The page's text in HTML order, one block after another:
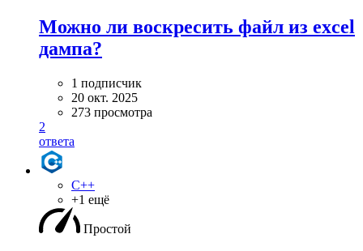
Можно ли воскресить файл из excel
дампа?
1 подписчик
20 окт. 2025
273 просмотра
2
ответа
C++
+1 ещё
Простой